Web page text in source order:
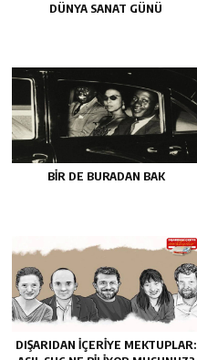
DÜNYA SANAT GÜNÜ
BIR DE BURADAN BAK
DIŞARIDAN IÇERIYE MEKTUPLAR: